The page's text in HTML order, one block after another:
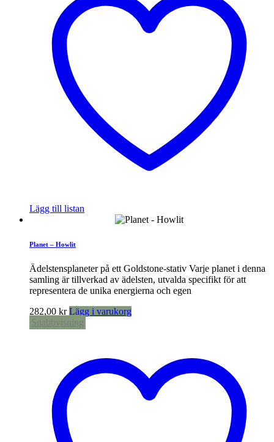
Lägg till listan
Planet – Howlit
Ädelstensplaneter på ett Goldstone-stativ Varje planet i denna
samling är tillverkad av ädelsten, utvalda specifikt för att
representera de unika energierna och egen
282,00 kr Lägg i varukorg
Snabbvisning